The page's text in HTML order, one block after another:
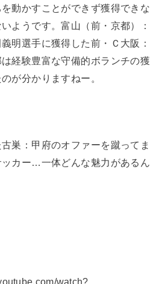
動かすことができず獲得できな
ようです。富山（前・京都）：
明選手に獲得した前・Ｃ大阪：
経験豊富な守備的ボランチの獲
が分かりますねー。
巣：甲府のオファーを蹴ってま
カー…一体どんな魅力があるん
watch?